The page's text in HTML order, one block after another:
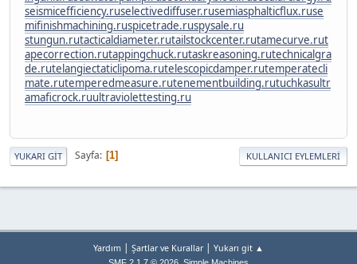
seismicefficiency.ruselectivediffuser.rusemiasphalticflux.ruse
mifinishmachining.ruspicetrade.ruspysale.ru
stungun.rutacticaldiameter.rutailstockcenter.rutamecurve.rut
apecorrection.rutappingchuck.rutaskreasoning.rutechnicalgra
de.rutelangiectaticlipoma.rutelescopicdamper.rutemperatecli
mate.rutemperedmeasure.rutenementbuilding.rutuchkasultr
amaficrock.ruultraviolettesting.ru
YUKARI GIT Sayfa 1 KULLANICI EYLEMLERI
Yardım | Şartlar ve Kurallar| Yukarı git ▲